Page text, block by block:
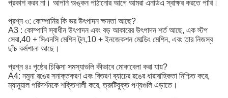
প্রকাশ করব না। আপনি অঙ্কন পাঠানোর আগে আমরা এনডিএ স্বাক্ষর করতে পারি।
প্রশ্ন ৩: কোম্পানির কি ভর উৎপাদন ক্ষমতা আছে?
A3 : কোম্পানি স্বাধীন উৎপাদন এবং বড় আকারের উৎপাদন শর্ত আছে, এক স্টপ
সেবা,40 + সিএনসি মেশিন টুল,10 + ইনজেকশন মোল্ডিং মেশিন, এবং তার নিজস্ব
ছাঁচ কর্মশালা আছে।
প্রশ্ন ৪ঃ পৃষ্ঠের চিকিত্সা সমস্যাগুলি কীভাবে মোকাবেলা করা যায়?
A4: নমুনা রঙের সনাক্তকরণ এবং বিতরণ ব্যাচের রঙের ধারাবাহিকতা নিশ্চিত করে,
ম্যানুয়াল পরিদর্শনকে শক্তিশালী করে, ত্রুটিযুক্ত পণ্যগুলি এড়াতে।